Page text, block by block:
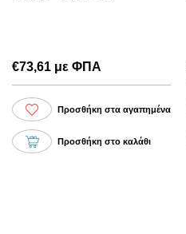
€73,61 με ΦΠΑ
Προσθήκη στα αγαπημένα
Προσθήκη στο καλάθι